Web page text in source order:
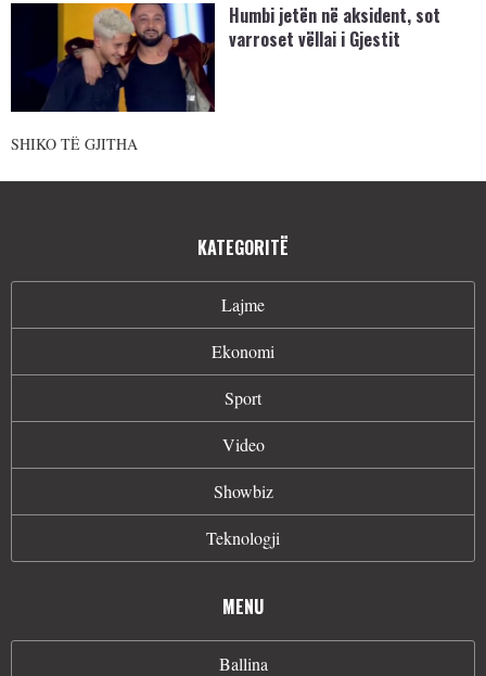
Humbi jetën në aksident, sot
varroset vëllai i Gjestit
SHIKO TË GJITHA
KATEGORITË
Lajme
Ekonomi
Sport
Video
Showbiz
Teknologji
MENU
Ballina